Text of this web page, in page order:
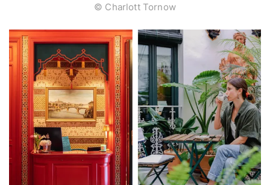
© Charlott Tornow